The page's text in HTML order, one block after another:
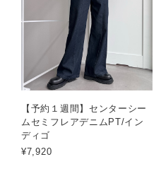
【予約１週間】センターシー
ムセミフレアデニムPT/イン
ディゴ
¥7,920